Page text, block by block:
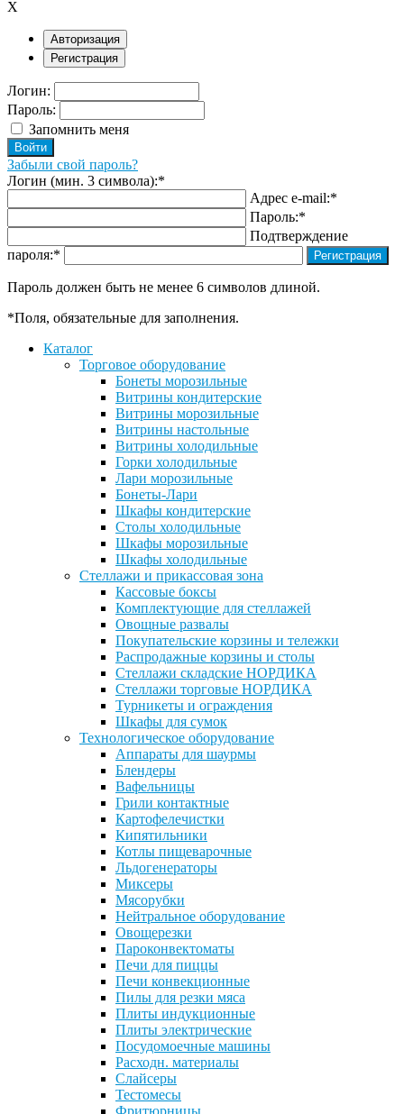
X
Авторизация
Регистрация
Логин:
Пароль:
Запомнить меня
Забыли свой пароль?
Логин (мин. 3 символа):*
Адрес e-mail:*
Пароль:*
Подтверждение
пароля:*
Пароль должен быть не менее 6 символов длиной.
*Поля, обязательные для заполнения.
Каталог
Торговое оборудование
Бонеты морозильные
Витрины кондитерские
Витрины морозильные
Витрины настольные
Витрины холодильные
Горки холодильные
Лари морозильные
Бонеты-Лари
Шкафы кондитерские
Столы холодильные
Шкафы морозильные
Шкафы холодильные
Стеллажи и прикассовая зона
Кассовые боксы
Комплектующие для стеллажей
Овощные развалы
Покупательские корзины и тележки
Распродажные корзины и столы
Стеллажи складские НОРДИКА
Стеллажи торговые НОРДИКА
Турникеты и ограждения
Шкафы для сумок
Технологическое оборудование
Аппараты для шаурмы
Блендеры
Вафельницы
Грили контактные
Картофелечистки
Кипятильники
Котлы пищеварочные
Льдогенераторы
Миксеры
Мясорубки
Нейтральное оборудование
Овощерезки
Пароконвектоматы
Печи для пиццы
Печи конвекционные
Пилы для резки мяса
Плиты индукционные
Плиты электрические
Посудомоечные машины
Расходн. материалы
Слайсеры
Тестомесы
Фритюрницы